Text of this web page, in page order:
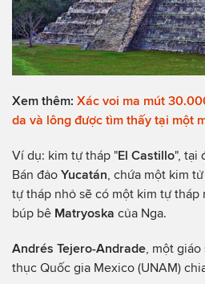
Xem thêm: Xác voi ma mút
da và lông được tìm thấy tại một
Ví dụ: kim tự tháp "El Castillo", tại
Bán đảo Yucatán , chứa một kim
tự tháp nhỏ sẽ có một kim tự
búp bê Matryoska của Nga.
Andrés Tejero-Andrade , một
thục Quốc gia Mexico (UNAM)